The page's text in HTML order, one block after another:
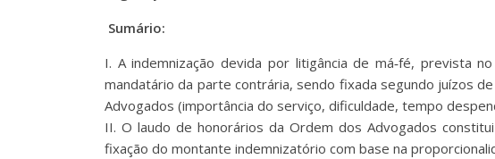
Sumário:
I. A indemnização devida por litigância de má‑fé, prevista
mandatário da parte contrária, sendo fixada segundo juízos
Advogados (importância do serviço, dificuldade, tempo
II. O laudo de honorários da Ordem dos Advogados
fixação do montante indemnizatório com base na